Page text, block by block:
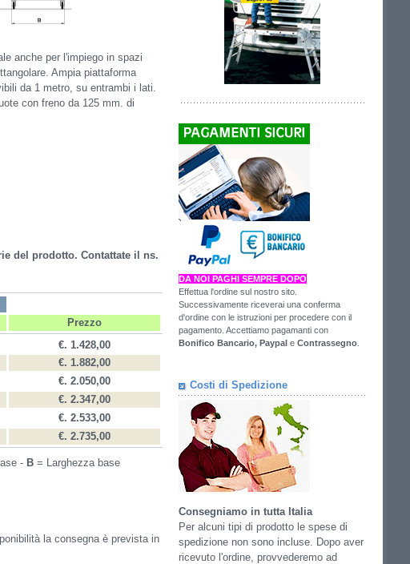
anche per l'impiego in spazi
Ampia piattaforma
da 1 metro, su entrambi i lati.
con freno da 125 mm. di
del prodotto. Contattate il ns.
Prezzo
€. 1.428,00
€. 1.882,00
€. 2.050,00
€. 2.347,00
€. 2.533,00
€. 2.735,00
- B= Larghezza base
la consegna è prevista in
DA NOI PAGHI SEMPRE DOPO
Effettua l'ordine sul nostro sito.
Successivamente riceverai una conferma
d'ordine con le istruzioni per procedere con il
pagamento. Accettiamo pagamanti con
Bonifico Bancario, PaypaleContrassegno
Costi di Spedizione
Consegniamo in tutta Italia
Per alcuni tipi di prodotto le spese di
spedizione non sono incluse. Dopo aver
ricevuto l'ordine, provvederemo ad